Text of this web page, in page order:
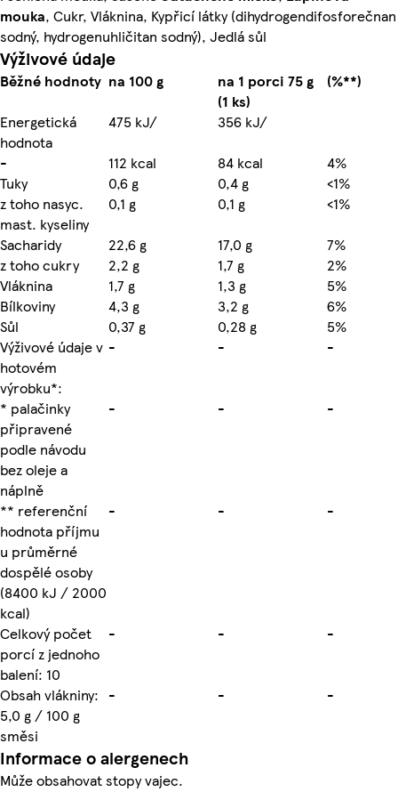
mouka, Cukr, Vláknina, Kypřicí látky (dihydrogendifosforečnan
sodný, hydrogenuhličitan sodný), Jedlá sůl
Výživové údaje
Běžné hodnoty na 100 g
na 1 porci 75 g
(1 ks)
(%**)
Energetická
hodnota
475 kJ/
356 kJ/
-
112 kcal 84 kcal
4%
Tuky
0,6 g 0,4 g
<1%
z toho nasyc.
mast. kyseliny
0,1 g 0,1 g
<1%
Sacharidy
22,6 g 17,0 g
7%
z toho cukry
2,2 g 1,7 g
2%
Vláknina
1,7 g 1,3 g
5%
Bílkoviny
4,3 g 3,2 g
6%
Sůl
0,37 g 0,28 g
5%
Výživové údaje v
hotovém
výrobku*:
- - -
* palačinky
připravené
podle návodu
bez oleje a
náplně
- - -
** referenční
hodnota příjmu
u průměrné
dospělé osoby
(8400 kJ / 2000
kcal)
- - -
Celkový počet
porcí z jednoho
balení: 10
- - -
Obsah vlákniny:
5,0 g / 100 g
směsi
- - -
Informace o alergenech
Může obsahovat stopy vajec.